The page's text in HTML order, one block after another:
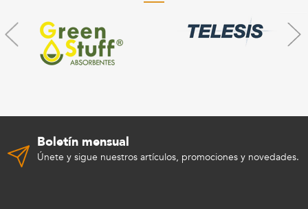
Boletín mensual
Únete y sigue nuestros artículos, promociones y novedades.